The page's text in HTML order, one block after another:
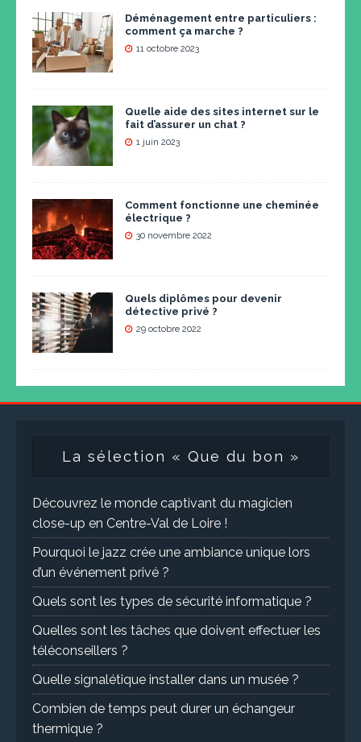
Déménagement entre particuliers :
comment ça marche ?
11 octobre 2023
Quelle aide des sites internet sur le
fait d’assurer un chat ?
1 juin 2023
Comment fonctionne une cheminée
électrique ?
30 novembre 2022
Quels diplômes pour devenir
détective privé ?
29 octobre 2022
La sélection « Que du bon »
Découvrez le monde captivant du magicien
close-up en Centre-Val de Loire !
Pourquoi le jazz crée une ambiance unique lors
d’un événement privé ?
Quels sont les types de sécurité informatique ?
Quelles sont les tâches que doivent effectuer les
téléconseillers ?
Quelle signalétique installer dans un musée ?
Combien de temps peut durer un échangeur
thermique ?